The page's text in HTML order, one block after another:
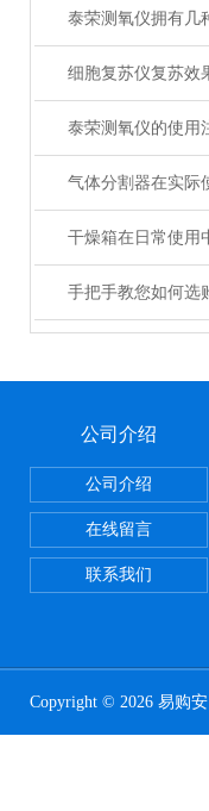
泰荣测氧仪拥有几
公司介绍
公司介绍
在线留言
联系我们
Copyright © 2026 易购